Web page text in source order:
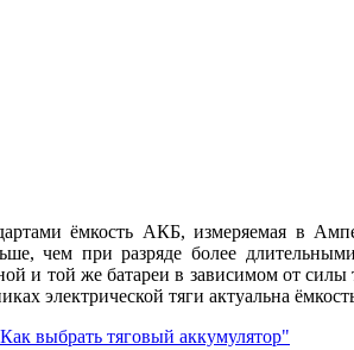
ёмкость АКБ, измеряемая в
чем при разряде более
и той же батареи в зависимом от силы
электрической тяги актуальна
выбрать тяговый аккумулятор"